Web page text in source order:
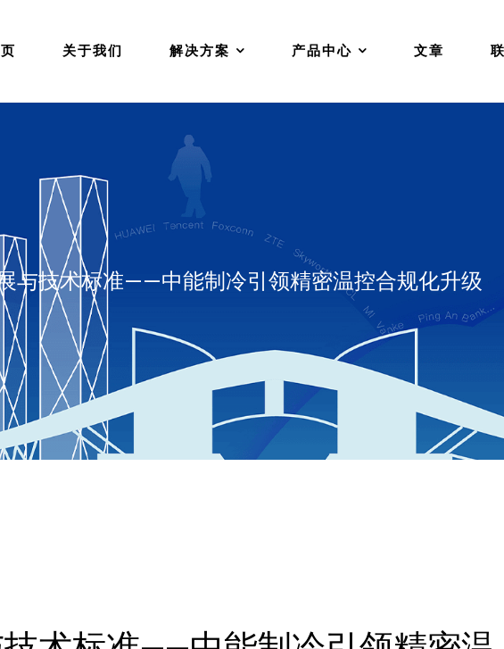
关于我们 解决方案 产品中心 文章
与技术标准——中能制冷引领精密温控合规化升级